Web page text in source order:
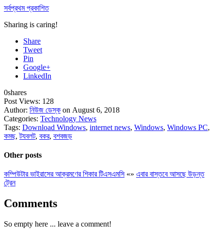
সর্বপ্রথম প্রকাশিত
Sharing is caring!
Share
Tweet
Pin
Google+
LinkedIn
0shares
Post Views: 128
Author: নিউজ ডেস্ক on August 6, 2018
Categories: Technology News
Tags: Download Windows, internet news, Windows, Windows PC,
কমছ,টযবলট, বকর, বশবজড়
Other posts
কম্পিউটার ভাইরাসের আক্রমণের শিকার টিএসএমসি«» এবার বাস্তবে আসছে উড়ন্ত
ট্রেন
Comments
So empty here ... leave a comment!